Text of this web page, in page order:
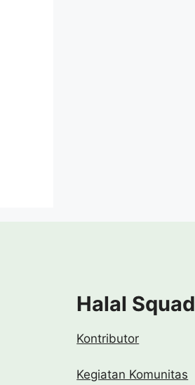
Halal Squad
Kontributor
Kegiatan Komunitas